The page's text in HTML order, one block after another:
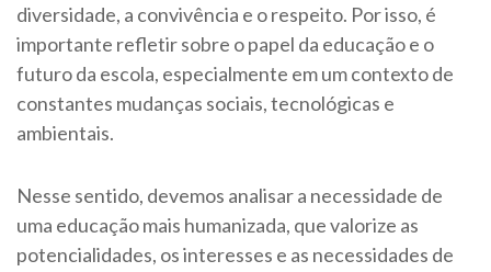
diversidade, a convivência e o respeito. Por isso, é
importante refletir sobre o papel da educação e o
futuro da escola, especialmente em um contexto de
constantes mudanças sociais, tecnológicas e
ambientais.
Nesse sentido, devemos analisar a necessidade de
uma educação mais humanizada, que valorize as
potencialidades, os interesses e as necessidades de